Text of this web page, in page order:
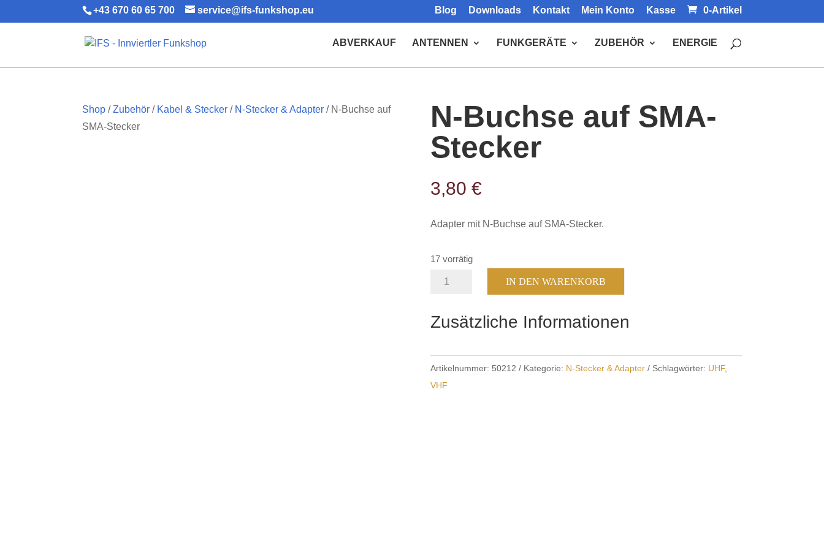
+43 670 60 65 700 service@ifs-funkshop.eu Blog Downloads Kontakt Mein Konto Kasse 0-Artikel
ABVERKAUF ANTENNEN FUNKGERÄTE ZUBEHÖR ENERGIE
Products
Shop /Zubehör / Kabel & Stecker / N-Stecker & Adapter / N-Buchse auf
SMA-Stecker
N-Buchse auf SMA-
Stecker
3,80 €
Adapter mit N-Buchse auf SMA-Stecker.
17 vorrätig
SMA-
Menge
IN DEN WARENKORB
Zusätzliche Informationen
Artikelnummer: 50212 Kategorie: N-Stecker & Adapter Schlagwörter: UHF,
VHF